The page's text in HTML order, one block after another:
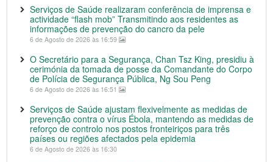
Serviços de Saúde realizaram conferência de imprensa e
actividade “flash mob” Transmitindo aos residentes as
informações de prevenção do cancro da pele
6 de Agosto de 2026 às 16:59
O Secretário para a Segurança, Chan Tsz King, presidiu à
cerimónia da tomada de posse da Comandante do Corpo
de Polícia de Segurança Pública, Ng Sou Peng
6 de Agosto de 2026 às 16:51
Serviços de Saúde ajustam flexivelmente as medidas de
prevenção contra o vírus Ébola, mantendo as medidas de
reforço de controlo nos postos fronteiriços para três
países ou regiões afectados pela epidemia
6 de Agosto de 2026 às 16:30